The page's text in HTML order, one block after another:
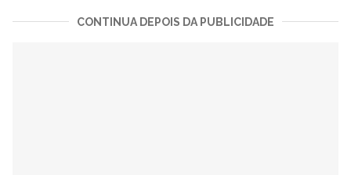
CONTINUA DEPOIS DA PUBLICIDADE